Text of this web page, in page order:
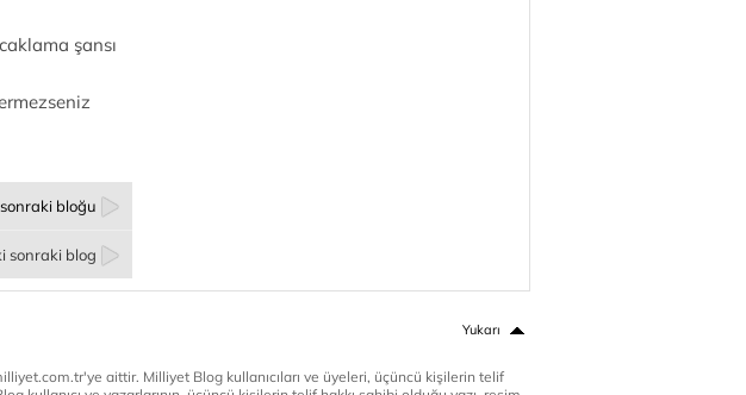
şansı
bloğu
sonraki blog
Yukarı
aittir. Milliyet Blog kullanıcıları ve üyeleri, üçüncü kişilerin telif